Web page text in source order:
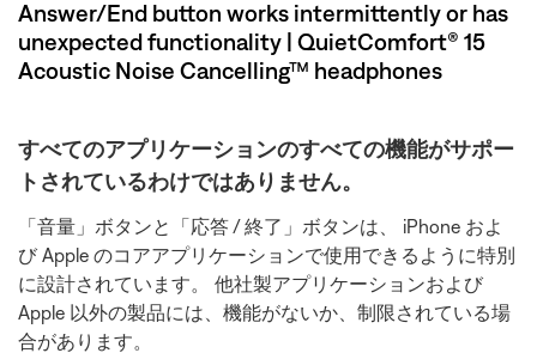
Answer/End button works intermittently or has
unexpected functionality | QuietComfort® 15
Acoustic Noise Cancelling™ headphones
すべてのアプリケーションのすべての機能がサポー
トされているわけではありません。
「音量」ボタンと「応答 / 終了」ボタンは、 iPhone およ
び Apple のコアアプリケーションで使用できるように特別
に設計されています。 他社製アプリケーションおよび
Apple 以外の製品には、機能がないか、制限されている場
合があります。